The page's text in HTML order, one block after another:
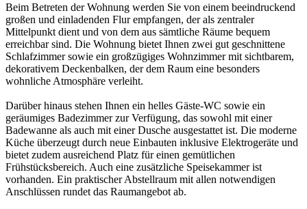
Beim Betreten der Wohnung werden Sie von einem beeindruckend
großen und einladenden Flur empfangen, der als zentraler
Mittelpunkt dient und von dem aus sämtliche Räume bequem
erreichbar sind. Die Wohnung bietet Ihnen zwei gut geschnittene
Schlafzimmer sowie ein großzügiges Wohnzimmer mit sichtbarem,
dekorativem Deckenbalken, der dem Raum eine besonders
wohnliche Atmosphäre verleiht.
Darüber hinaus stehen Ihnen ein helles Gäste-WC sowie ein
geräumiges Badezimmer zur Verfügung, das sowohl mit einer
Badewanne als auch mit einer Dusche ausgestattet ist. Die moderne
Küche überzeugt durch neue Einbauten inklusive Elektrogeräte und
bietet zudem ausreichend Platz für einen gemütlichen
Frühstücksbereich. Auch eine zusätzliche Speisekammer ist
vorhanden. Ein praktischer Abstellraum mit allen notwendigen
Anschlüssen rundet das Raumangebot ab.